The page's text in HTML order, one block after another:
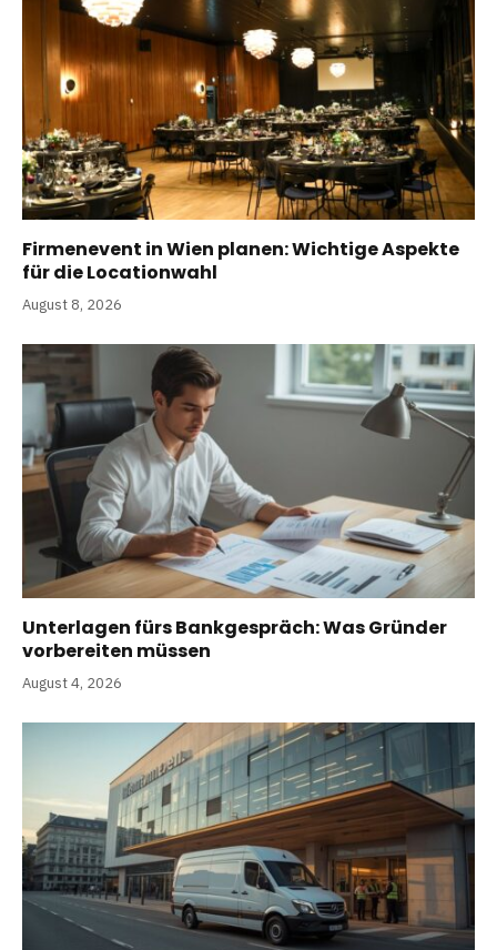
Firmenevent in Wien planen: Wichtige Aspekte
für die Locationwahl
August 8, 2026
Unterlagen fürs Bankgespräch: Was Gründer
vorbereiten müssen
August 4, 2026